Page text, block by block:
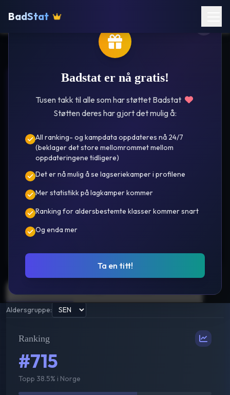
Badstat er nå gratis!
Tusen takk til alle som har støttet Badstat
Støtten deres har gjort det mulig å:
All ranking- og kampdata oppdateres nå 24/7
(beklager det store mellomrommet mellom
oppdateringene tidligere)
Det er nå mulig å se lagseriekamper i profilene
Mer statistikk på lagkamper kommer
Ranking for aldersbestemte klasser kommer snart
Og enda mer
Ta en titt!
BadStat
Hege
Grønning
År i oversikt 25/26 🌟
Aldersgruppe:
Ranking
#715
Topp 38.5% i Norge